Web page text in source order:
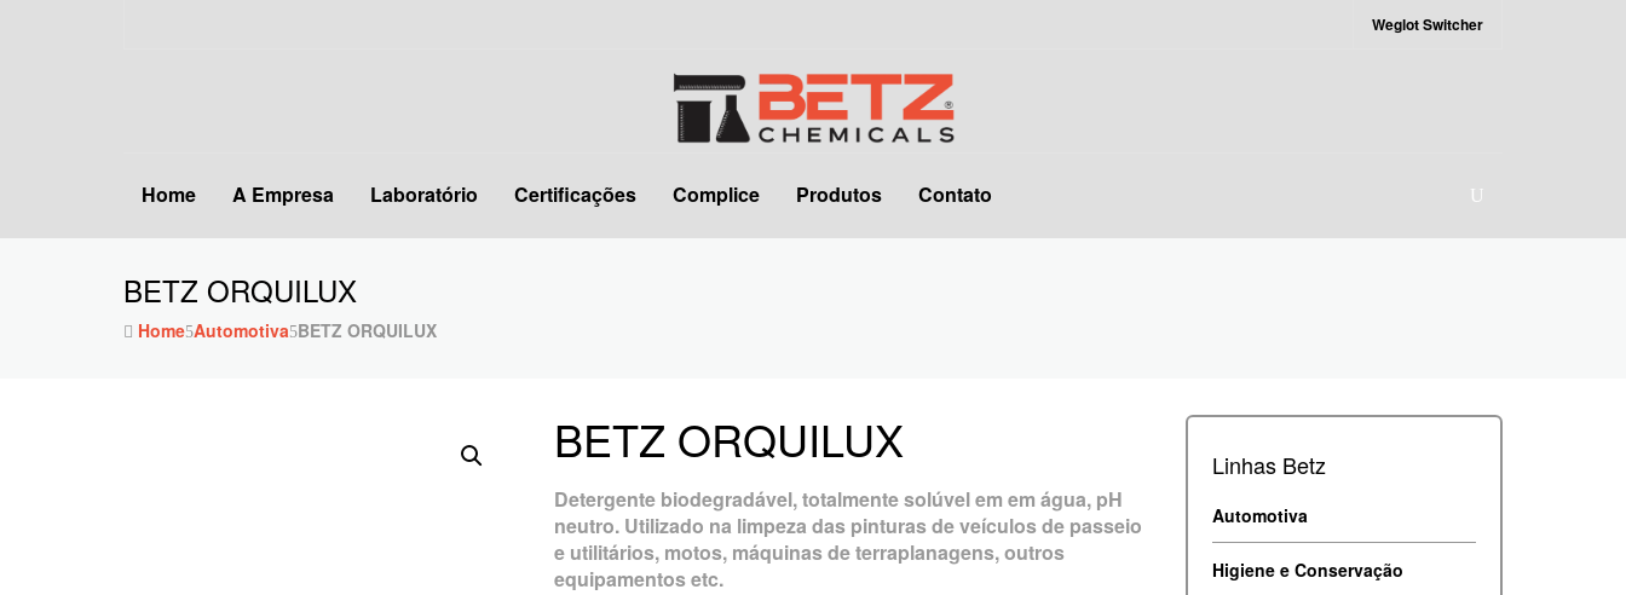
Weglot Switcher
Home A Empresa Laboratório Certificações Complice Produtos Contato
BETZ ORQUILUX
Home Automotiva BETZ ORQUILUX
BETZ ORQUILUX
Detergente biodegradável, totalmente solúvel em em água, pH
neutro. Utilizado na limpeza das pinturas de veículos de passeio
e utilitários, motos, máquinas de terraplanagens, outros
equipamentos etc.
Linhas Betz
Automotiva
Higiene e Conservação